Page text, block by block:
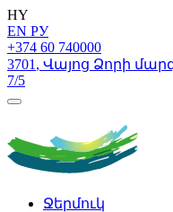
HY
EN РУ
+374 60 740000
3701 , Վայոց Ձորի
7/5
Ջերմուկ